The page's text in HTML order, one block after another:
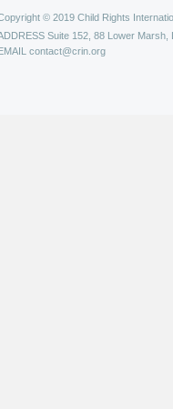
© 2019 Child Rights
Suite 152, 88 Lower Marsh,
contact@crin.org